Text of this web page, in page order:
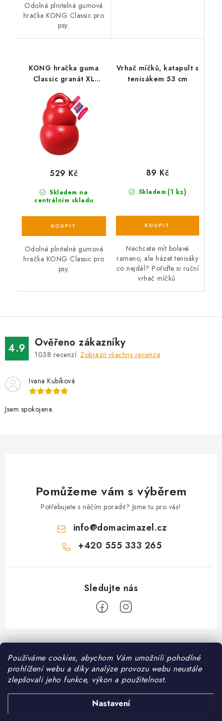
Používáme cookies, abychom Vám umožnili pohodlné
prohlížení webu a díky analýze provozu webu neustále
zlepšovali jeho funkce, výkon a použitelnost.
Nastavení
Odolná plnitelná gumová
hračka KONG Classic pro
psy.
KONG hračka guma
Classic granát XL
Skladem na
centrálním skladu
529 Kč
Odolná plnitelná gumová
hračka KONG Classic pro
psy.
Vrhač míčků, katapult s
tenisákem 53 cm
Skladem (1 ks)
89 Kč
Nechcete mít bolavé
rameno, ale házet tenisáky
co nejdál? Pořiďte si ruční
vrhač míčků.
4.9 Ověřeno zákazníky
1038 recenzí. Zobrazit všechny recenze
Ivana Kubíková
Jsem spokojena.
Pomůžeme vám s výběrem
Potřebujete s něčím poradit? Jsme tu pro vás!
info@domacimazel.cz
+420 555 333 265
Z
á
Informace pro vás
Kontakt
Možnosti dopravy
Hodnocení obchodu
❤️ Oblíbené kategorie